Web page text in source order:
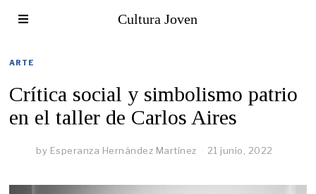
Cultura Joven
ARTE
Crítica social y simbolismo patrio
en el taller de Carlos Aires
by Esperanza Hernández Martínez 21 junio, 2022